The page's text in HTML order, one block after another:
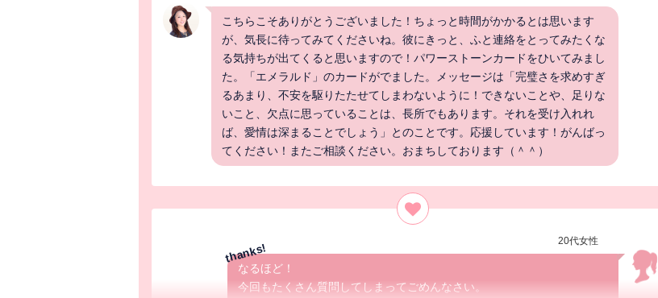
こちらこそありがとうございました！ちょっと時間がかかるとは思います
が、気長に待ってみてくださいね。彼にきっと、ふと連絡をとってみたくな
る気持ちが出てくると思いますので！パワーストーンカードをひいてみまし
た。「エメラルド」のカードがでました。メッセージは「完璧さを求めすぎ
るあまり、不安を駆りたたせてしまわないように！できないことや、足りな
いこと、欠点に思っていることは、長所でもあります。それを受け入れれ
ば、愛情は深まることでしょう」とのことです。応援しています！がんばっ
てください！またご相談ください。おまちしております（＾＾）
20代女性
なるほど！
今回もたくさん質問してしまってごめんなさい。